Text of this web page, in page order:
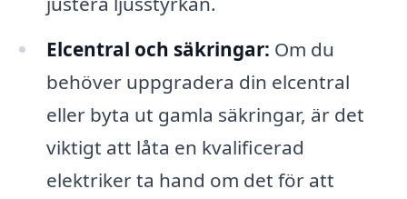
Elcentral och säkringar: Om du
behöver uppgradera din elcentral
eller byta ut gamla säkringar, är det
viktigt att låta en kvalificerad
elektriker ta hand om det för att